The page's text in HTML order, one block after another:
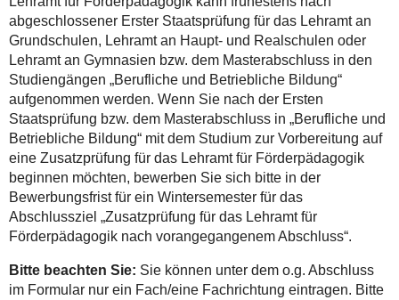
abgeschlossener Erster Staatsprüfung für das Lehramt an
Grundschulen, Lehramt an Haupt- und Realschulen oder
Lehramt an Gymnasien bzw. dem Masterabschluss in den
Studiengängen „Berufliche und Betriebliche Bildung“
aufgenommen werden. Wenn Sie nach der Ersten
Staatsprüfung bzw. dem Masterabschluss in „Berufliche und
Betriebliche Bildung“ mit dem Studium zur Vorbereitung auf
eine Zusatzprüfung für das Lehramt für Förderpädagogik
beginnen möchten, bewerben Sie sich bitte in der
Bewerbungsfrist für ein Wintersemester für das
Abschlussziel „Zusatzprüfung für das Lehramt für
Förderpädagogik nach vorangegangenem Abschluss“.
Bitte beachten Sie: Sie können unter dem o.g. Abschluss
im Formular nur ein Fach/eine Fachrichtung eintragen. Bitte